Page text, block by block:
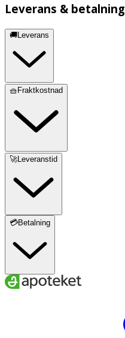
Leverans & betalning
🚚Leverans
🧺Fraktkostnad
🚀Leveranstid
💳Betalning